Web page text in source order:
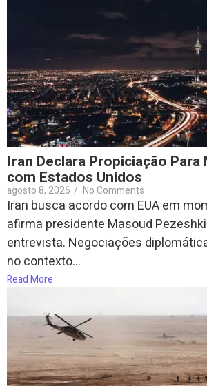
Iran Declara Propiciação
com Estados Unidos
agosto 8, 2026 / No Comments
Iran busca acordo com EUA em
afirma presidente Masoud
entrevista. Negociações
no contexto...
Read More